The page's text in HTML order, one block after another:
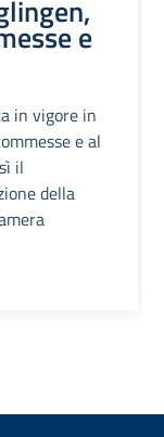
e
in vigore in
e al
il
della